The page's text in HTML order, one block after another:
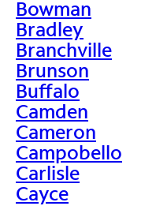
Bowman
Bradley
Branchville
Brunson
Buffalo
Camden
Cameron
Campobello
Carlisle
Cayce